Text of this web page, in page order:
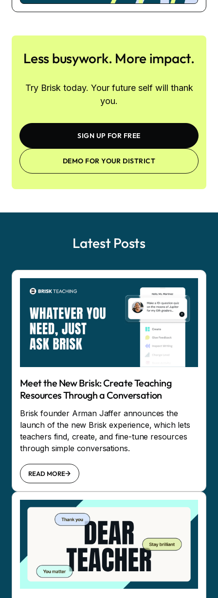
Less busywork. More impact.
Try Brisk today. Your future self will thank
you.
SIGN UP FOR FREE
DEMO FOR YOUR DISTRICT
Latest Posts
Meet the New Brisk: Create Teaching
Resources Through a Conversation
Brisk founder Arman Jaffer announces the
launch of the new Brisk experience, which lets
teachers find, create, and fine-tune resources
through simple conversations.
READ MORE